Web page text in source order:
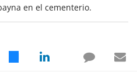
en el cementerio.